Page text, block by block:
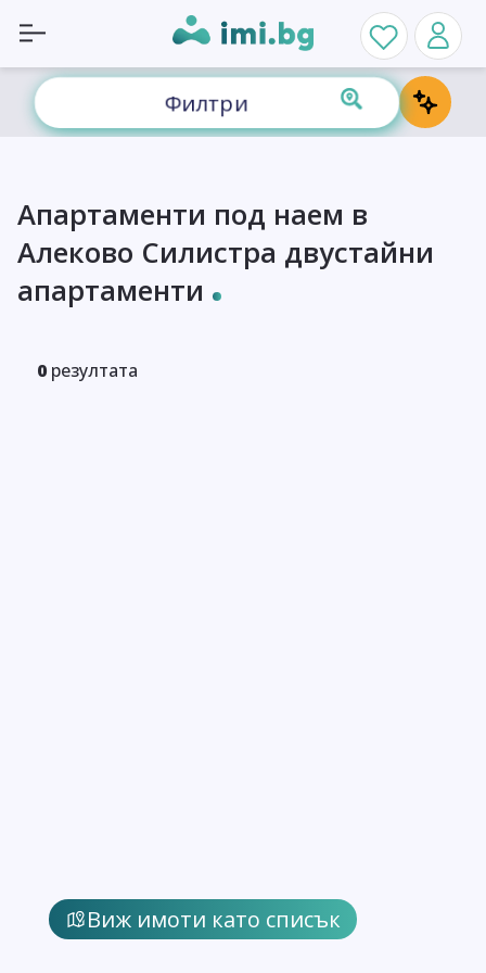
Филтри
Виж имоти като списък
Апартаменти под наем в
Алеково Силистра двустайни
апартаменти
0 резултата